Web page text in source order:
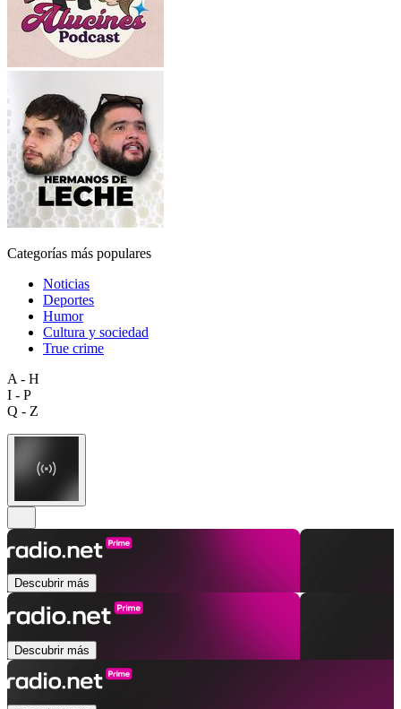
Categorías más populares
Noticias
Deportes
Humor
Cultura y sociedad
True crime
A - H
I - P
Q - Z
Descubrir más
Descubrir más